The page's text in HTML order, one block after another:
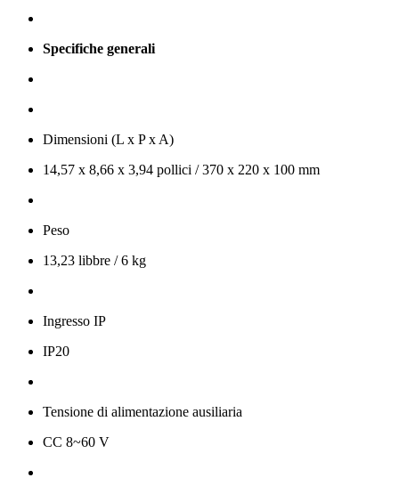
Specifiche generali
Dimensioni (L x P x A)
14,57 x 8,66 x 3,94 pollici / 370 x 220 x 100 mm
Peso
13,23 libbre / 6 kg
Ingresso IP
IP20
Tensione di alimentazione ausiliaria
CC 8~60 V